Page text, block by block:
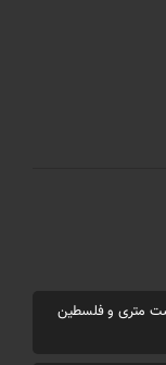
متری و فلسطین